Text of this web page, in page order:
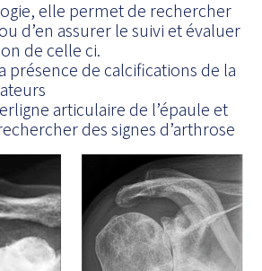
elle permet de rechercher
d’en assurer le suivi et évaluer
de celle ci.
présence de calcifications de la
articulaire de l’épaule et
des signes d’arthrose